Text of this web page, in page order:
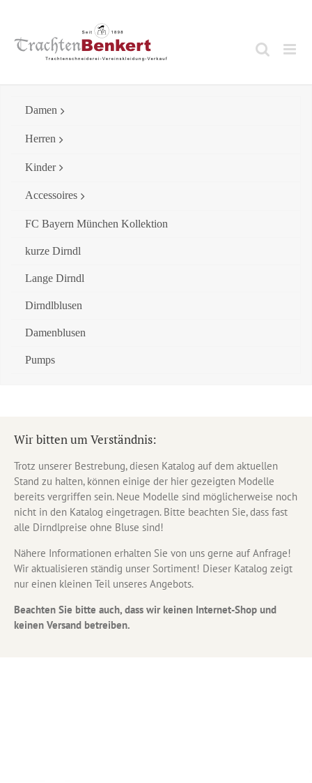
content
Damen
Herren
Kinder
Accessoires
FC Bayern München Kollektion
kurze Dirndl
Lange Dirndl
Dirndlblusen
Damenblusen
Pumps
Wir bitten um Verständnis:
Trotz unserer Bestrebung, diesen Katalog auf dem aktuellen
Stand zu halten, können einige der hier gezeigten Modelle
bereits vergriffen sein. Neue Modelle sind möglicherweise noch
nicht in den Katalog eingetragen. Bitte beachten Sie, dass fast
alle Dirndlpreise ohne Bluse sind!
Nähere Informationen erhalten Sie von uns gerne auf Anfrage!
Wir aktualisieren ständig unser Sortiment! Dieser Katalog zeigt
nur einen kleinen Teil unseres Angebots.
Beachten Sie bitte auch, dass wir keinen Internet-Shop und
keinen Versand betreiben.